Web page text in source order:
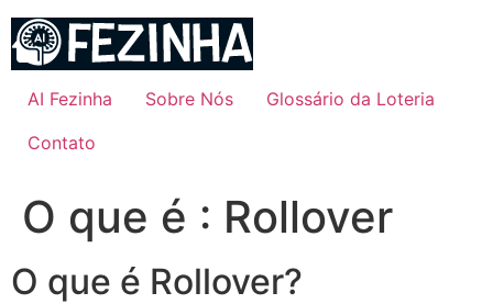
para
conteúdo
AI Fezinha Sobre Nós
Glossário da Loteria
Contato
O que é : Rollover
O que é Rollover?